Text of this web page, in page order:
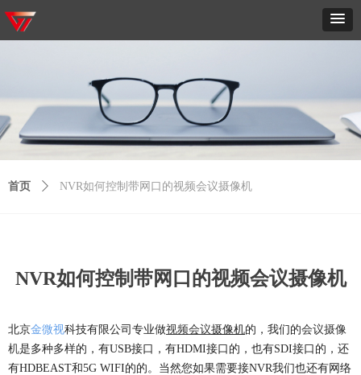
NVR如何控制带网口的视频会议摄像机
北京金微视科技有限公司专业做视频会议摄像机的，我们的会议摄像
机是多种多样的，有USB接口，有HDMI接口的，也有SDI接口的，还
有HDBEAST和5G WIFI的的。当然您如果需要接NVR我们也还有网络
首页 ꄲ NVR如何控制带网口的视频会议摄像机